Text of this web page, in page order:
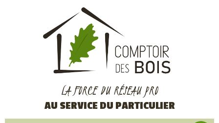
LA FORCE DU RÉSEAU PRO
AU SERVICE DU PARTICULIER